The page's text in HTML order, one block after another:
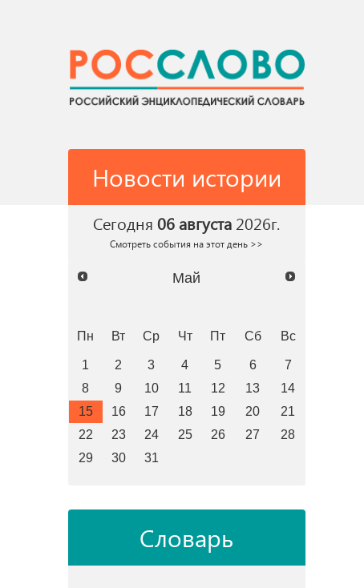
Новости истории
Сегодня 06 августа 2026г.
Смотреть события на этот день >>
Май
Пн Вт Ср Чт Пт Сб Вс
1 2 3 4 5 6
7
8
9 10 11 12 13
14
15
16 17 18 19 20
21
22
23 24 25 26 27
28
29
30 31
Словарь